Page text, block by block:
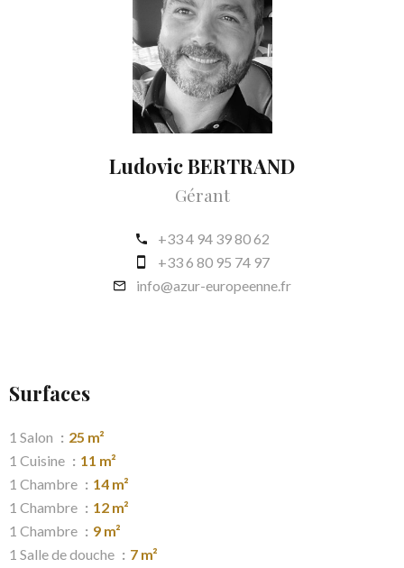
Ludovic BERTRAND
Gérant
+33 4 94 39 80 62
+33 6 80 95 74 97
info@azur-europeenne.fr
Surfaces
1 Salon
25 m²
1 Cuisine
11 m²
1 Chambre
14 m²
1 Chambre
12 m²
1 Chambre
9 m²
1 Salle de douche
7 m²